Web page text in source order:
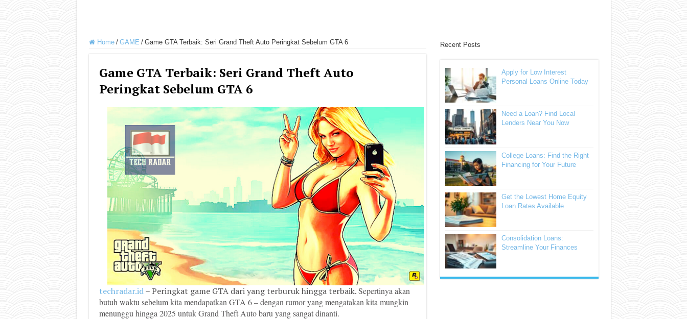
Home / GAME / Game GTA Terbaik: Seri Grand Theft Auto Peringkat Sebelum GTA 6
Game GTA Terbaik: Seri Grand Theft Auto
Peringkat Sebelum GTA 6
techradar.id– Peringkat game GTA dari yang terburuk hingga terbaik.Sepertinya akan
butuh waktu sebelum kita mendapatkan GTA 6 – dengan rumor yang mengatakan kita mungkin
menunggu hingga 2025 untuk Grand Theft Auto baru yang sangat dinanti.
Recent Posts
Apply for Low Interest
Personal Loans Online Today
Need a Loan? Find Local
Lenders Near You Now
College Loans: Find the Right
Financing for Your Future
Get the Lowest Home Equity
Loan Rates Available
Consolidation Loans:
Streamline Your Finances